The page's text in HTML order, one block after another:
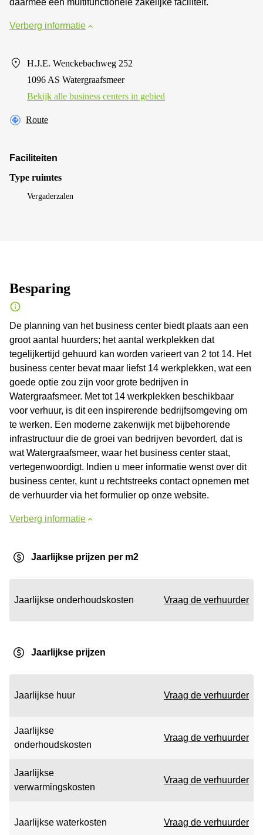
daarmee een multifunctionele zakelijke faciliteit.
Verberg informatie
H.J.E. Wenckebachweg 252
1096 AS Watergraafsmeer
Bekijk alle business centers in gebied
Route
Faciliteiten
Type ruimtes
Vergaderzalen
Besparing
De planning van het business center biedt plaats aan een
groot aantal huurders; het aantal werkplekken dat
tegelijkertijd gehuurd kan worden varieert van 2 tot 14. Het
business center bevat maar liefst 14 werkplekken, wat een
goede optie zou zijn voor grote bedrijven in
Watergraafsmeer. Met tot 14 werkplekken beschikbaar
voor verhuur, is dit een inspirerende bedrijfsomgeving om
te werken. Een moderne zakenwijk met bijbehorende
infrastructuur die de groei van bedrijven bevordert, dat is
wat Watergraafsmeer, waar het business center staat,
vertegenwoordigt. Indien u meer informatie wenst over dit
business center, kunt u rechtstreeks contact opnemen met
de verhuurder via het formulier op onze website.
Verberg informatie
Jaarlijkse prijzen per m2
Jaarlijkse onderhoudskosten Vraag de verhuurder
Jaarlijkse prijzen
Jaarlijkse huur Vraag de verhuurder
Jaarlijkse
onderhoudskosten
Vraag de verhuurder
Jaarlijkse
verwarmingskosten
Vraag de verhuurder
Jaarlijkse waterkosten Vraag de verhuurder